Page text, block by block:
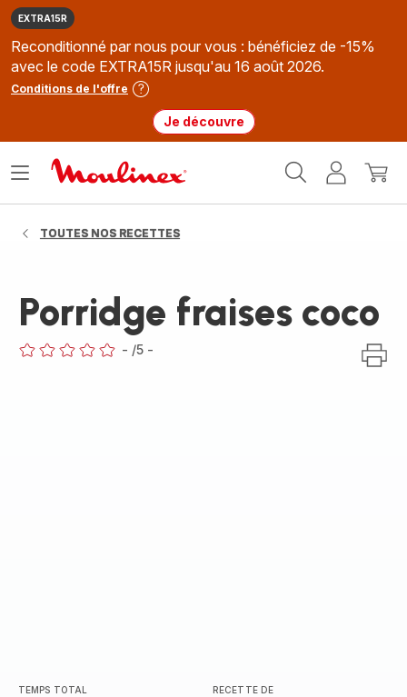
EXTRA15R
Reconditionné par nous pour vous : bénéficiez de -15%
avec le code EXTRA15R jusqu'au 16 août 2026.
Conditions de l'offre
Je découvre
MonMon
Ouvrir
TOUTES NOS RECETTES
Porridge fraises coco
- /5 -
TEMPS TOTAL RECETTE DE